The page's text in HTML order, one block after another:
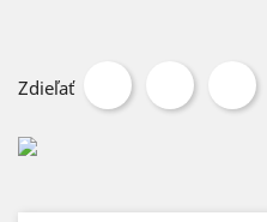
Zdieľať